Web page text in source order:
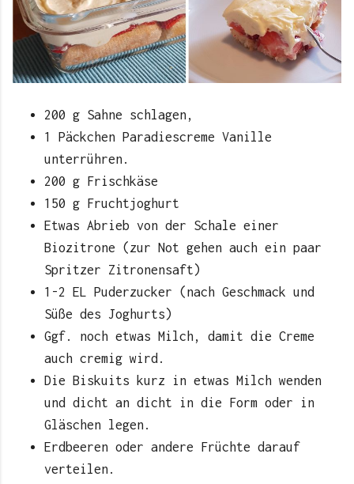
200 g Sahne schlagen,
1 Päckchen Paradiescreme Vanille
unterrühren.
200 g Frischkäse
150 g Fruchtjoghurt
Etwas Abrieb von der Schale einer
Biozitrone (zur Not gehen auch ein paar
Spritzer Zitronensaft)
1-2 EL Puderzucker (nach Geschmack und
Süße des Joghurts)
Ggf. noch etwas Milch, damit die Creme
auch cremig wird.
Die Biskuits kurz in etwas Milch wenden
und dicht an dicht in die Form oder in
Gläschen legen.
Erdbeeren oder andere Früchte darauf
verteilen.